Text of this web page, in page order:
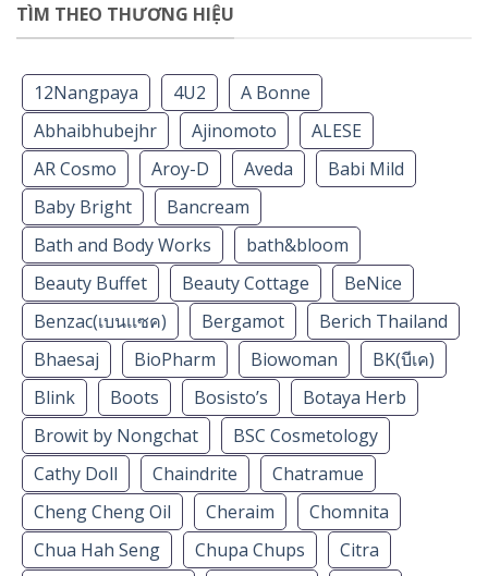
TÌM THEO THƯƠNG HIỆU
12Nangpaya 4U2
A Bonne
Abhaibhubejhr
Ajinomoto
ALESE
AR Cosmo
Aroy-D Aveda
Babi Mild
Baby Bright
Bancream
Bath and Body Works
bath&bloom
Beauty Buffet
Beauty Cottage
BeNice
Benzac(เบนเเซค)
Bergamot
Berich Thailand
Bhaesaj
BioPharm Biowoman
BK(บีเค)
Blink
Boots Bosisto’s
Botaya Herb
Browit by Nongchat
BSC Cosmetology
Cathy Doll
Chaindrite
Chatramue
Cheng Cheng Oil
Cheraim
Chomnita
Chua Hah Seng
Chupa Chups
Citra